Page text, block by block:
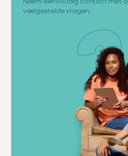
veelgestelde vragen.